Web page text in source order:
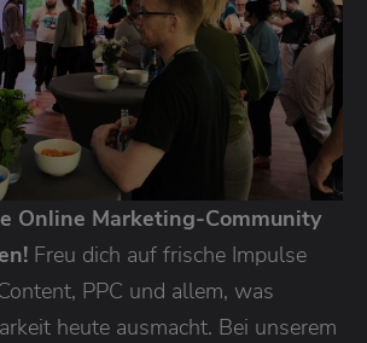
Online Marketing-Community
Freu dich auf frische Impulse
PPC und allem, was
heute ausmacht. Bei unserem